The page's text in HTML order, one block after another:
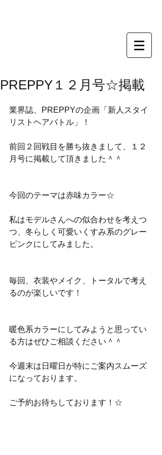
PREPPY１２月号☆掲載
業界誌、PREPPYの企画「新人スタイ
リストヘアバトル」！
前回２回戦目を勝ち抜きまして、１２
月号に掲載して頂きました＾＾
今回のテーマは赤味カラー☆
私はモデルさんへの似合わせを考えつ
つ、冬らしく可愛いくすみ系のグレー
ピンクにしてみました。
毎回、衣装やメイク、トータルで考え
るのが楽しいです！
暖色系カラーにしてみようと思ってい
る方はぜひご相談ください＾＾
今週末は日曜日が特にご案内スムーズ
になっております。
ご予約お待ちしております！☆